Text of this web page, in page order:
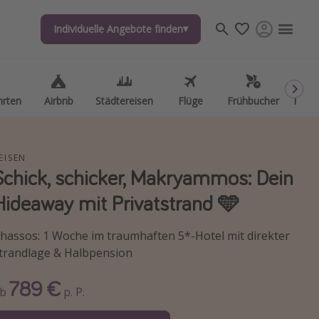
Individuelle Angebote finden
Airbnb Städtereisen Flüge Frühbucher
Individuelle Angebote finden
Airbnb Städtereisen Flüge Frühbucher
schicker, Makryammos: Dein
mit Privatstrand 🩵
1 Woche im traumhaften 5*-Hotel mit direkter
& Halbpension
789 € p. P.